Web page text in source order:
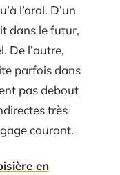
l’oral. D’un
dans le futur,
De l’autre,
parfois dans
pas debout
très
courant.
en